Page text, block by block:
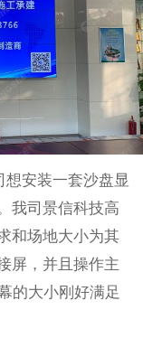
安装一套沙盘显
我司景信科技高
和场地大小为其
屏，并且操作主
的大小刚好满足